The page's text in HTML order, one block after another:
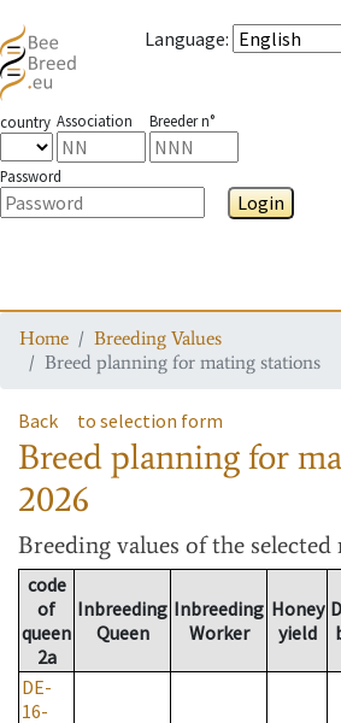
Language:
country Association Breeder n°
Password
Login
Home
Breeding Values
Breed planning for mating stations
Back to selection form
Breed planning for
2026
Breeding values of the
code
of
queen
2a
Inbreeding
Queen
Inbreeding
Worker
Honey
yield
DE-
16-